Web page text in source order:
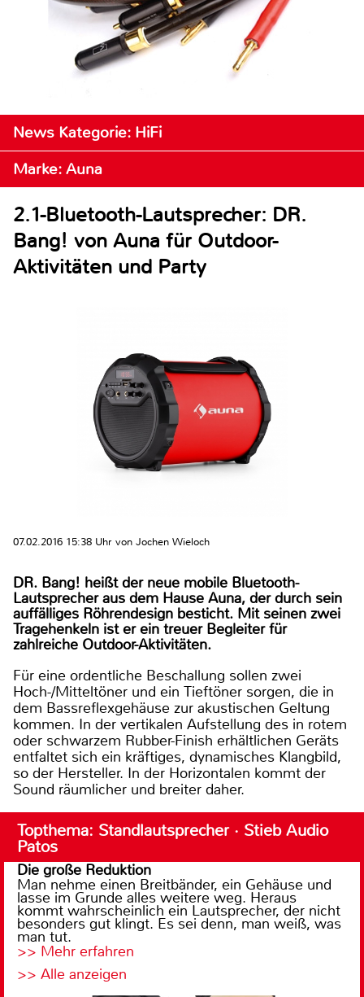
News Kategorie: HiFi
Marke: Auna
2.1-Bluetooth-Lautsprecher: DR.
Bang! von Auna für Outdoor-
Aktivitäten und Party
07.02.2016 15:38 Uhr von Jochen Wieloch
DR. Bang! heißt der neue mobile Bluetooth-
Lautsprecher aus dem Hause Auna, der durch sein
auffälliges Röhrendesign besticht. Mit seinen zwei
Tragehenkeln ist er ein treuer Begleiter für
zahlreiche Outdoor-Aktivitäten.
Für eine ordentliche Beschallung sollen zwei
Hoch-/Mitteltöner und ein Tieftöner sorgen, die in
dem Bassreflexgehäuse zur akustischen Geltung
kommen. In der vertikalen Aufstellung des in rotem
oder schwarzem Rubber-Finish erhältlichen Geräts
entfaltet sich ein kräftiges, dynamisches Klangbild,
so der Hersteller. In der Horizontalen kommt der
Sound räumlicher und breiter daher.
Topthema: Standlautsprecher · Stieb Audio
Patos
Die große Reduktion
Man nehme einen Breitbänder, ein Gehäuse und
lasse im Grunde alles weitere weg. Heraus
kommt wahrscheinlich ein Lautsprecher, der nicht
besonders gut klingt. Es sei denn, man weiß, was
man tut.
>> Mehr erfahren
>> Alle anzeigen